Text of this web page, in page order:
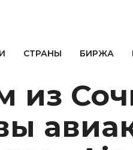
СТРАНЫ БИРЖА
из